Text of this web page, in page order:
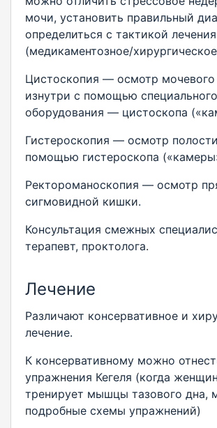
мочи, установить правильный
определиться с тактикой лечения
(медикаментозное/
Цистоскопия — осмотр мочевого
изнутри с помощью специального
оборудования — цистоскопа
Гистероскопия — осмотр
помощью гистероскопа
Ректороманоскопия — осмотр
сигмовидной кишки.
Консультация смежных
терапевт, проктолога.
Лечение
Различают консервативное и
лечение.
К консервативному можно
упражнения Кегеля (когда
тренирует мышцы тазового дна,
подробные схемы упражнений)